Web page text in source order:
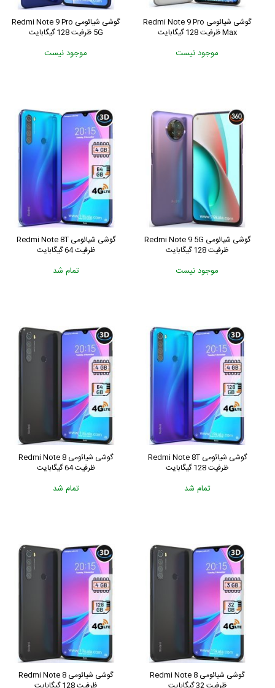
گوشی شیائومی Redmi Note 9 Pro
Max ظرفیت 128 گیگابایت
موجود نیست
گوشی شیائومی Redmi Note 9 Pro
5G ظرفیت 128 گیگابایت
موجود نیست
گوشی شیائومی Redmi Note 9 5G
ظرفیت 128 گیگابایت
موجود نیست
گوشی شیائومی Redmi Note 8T
ظرفیت 64 گیگابایت
تمام شد
گوشی شیائومی Redmi Note 8T
ظرفیت 128 گیگابایت
تمام شد
گوشی شیائومی Redmi Note 8
ظرفیت 64 گیگابایت
تمام شد
گوشی شیائومی Redmi Note 8
ظرفیت 32 گیگابایت
گوشی شیائومی Redmi Note 8
ظرفیت 128 گیگابایت